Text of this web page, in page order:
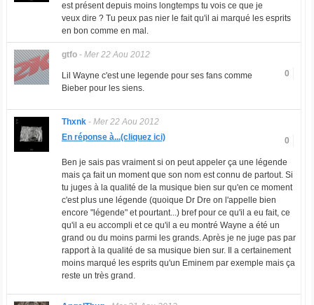
est présent depuis moins longtemps tu vois ce que je
veux dire ? Tu peux pas nier le fait qu'il ai marqué les esprits
en bon comme en mal.
gtfo- Mer 22 Aou 2012
0
Lil Wayne c'est une legende pour ses fans comme
Bieber pour les siens.
Thxnk- Mer 22 Aou 2012
0
En réponse à...(cliquez ici)
Ben je sais pas vraiment si on peut appeler ça une légende
mais ça fait un moment que son nom est connu de partout. Si
tu juges à la qualité de la musique bien sur qu'en ce moment
c'est plus une légende (quoique Dr Dre on l'appelle bien
encore "légende" et pourtant...) bref pour ce qu'il a eu fait, ce
qu'il a eu accompli et ce qu'il a eu montré Wayne a été un
grand ou du moins parmi les grands. Après je ne juge pas par
rapport à la qualité de sa musique bien sur. Il a certainement
moins marqué les esprits qu'un Eminem par exemple mais ça
reste un très grand.